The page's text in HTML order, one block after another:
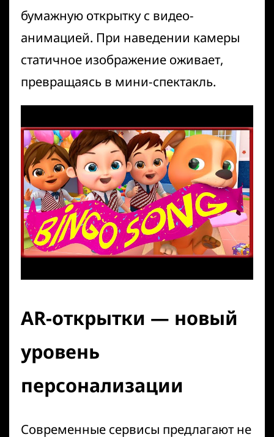
бумажную открытку с видео-
анимацией. При наведении камеры
статичное изображение оживает,
превращаясь в мини-спектакль.
AR-открытки — новый
уровень
персонализации
Современные сервисы предлагают не